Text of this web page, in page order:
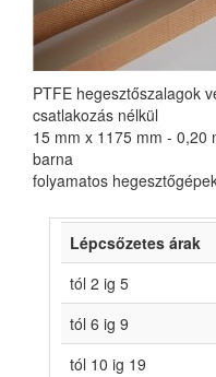
PTFE hegesztőszalagok
csatlakozás nélkül
15 mm x 1175 mm - 0,20
barna
folyamatos
Lépcsőzetes árak
tól 2 ig 5
tól 6 ig 9
tól 10 ig 19